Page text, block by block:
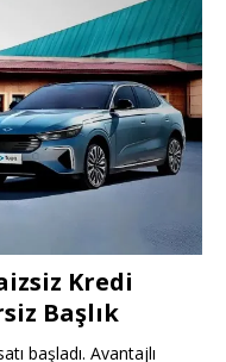
Kredi
Başlık
başladı. Avantajlı